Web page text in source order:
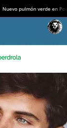
Nuevo pulmón verde en